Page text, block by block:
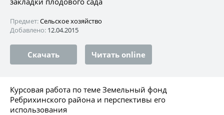
Предмет:Сельское хозяйство
Добавлено: 12.04.2015
Скачать Читать online
Курсовая работа по теме Земельный фонд
Ребрихинского района и перспективы его
использования